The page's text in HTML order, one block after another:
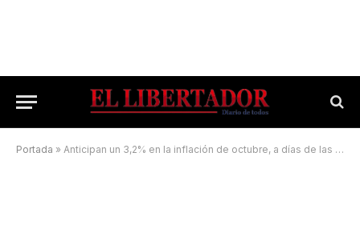
Portada » Anticipan un 3,2% en la inflación de octubre, a días de las elecciones